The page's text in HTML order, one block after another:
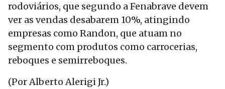
rodoviários, que segundo a Fenabrave devem
ver as vendas desabarem 10%, atingindo
empresas como Randon, que atuam no
segmento com produtos como carrocerias,
reboques e semirreboques.
(Por Alberto Alerigi Jr.)